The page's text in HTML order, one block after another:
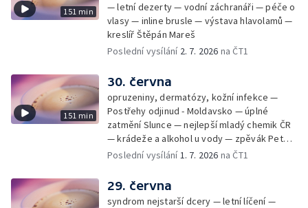
151 min
— letní dezerty — vodní záchranáři — péče o
vlasy — inline brusle — výstava hlavolamů —
kreslíř Štěpán Mareš
Poslední vysílání 2. 7. 2026 na ČT1
151 min
30. června
opruzeniny, dermatózy, kožní infekce —
Postřehy odjinud - Moldavsko — úplné
zatmění Slunce — nejlepší mladý chemik ČR
— krádeže a alkohol u vody — zpěvák Peter
Cmorik
Poslední vysílání1. 7. 2026 na ČT1
29. června
syndrom nejstarší dcery — letní líčení —